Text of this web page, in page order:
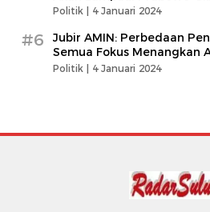
Politik | 4 Januari 2024
#6
Jubir AMIN: Perbedaan
Semua Fokus Menangkan
Politik | 4 Januari 2024